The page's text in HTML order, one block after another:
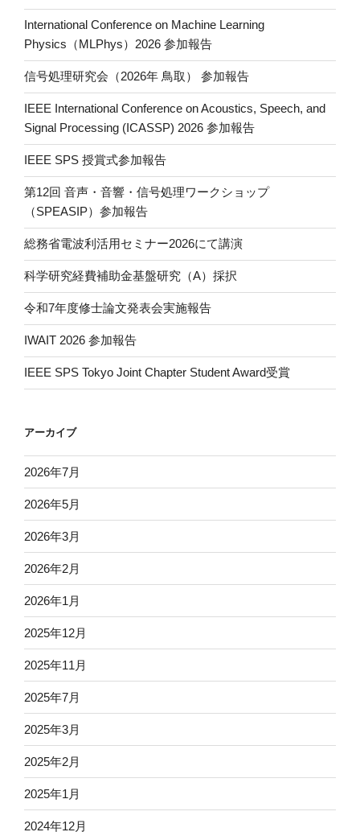
Li
n
k
International Conference on Machine Learning
Physics（MLPhys）2026 参加報告
信号処理研究会（2026年 鳥取） 参加報告
IEEE International Conference on Acoustics, Speech, and
Signal Processing (ICASSP) 2026 参加報告
IEEE SPS 授賞式参加報告
第12回 音声・音響・信号処理ワークショップ
（SPEASIP）参加報告
総務省電波利活用セミナー2026にて講演
科学研究経費補助金基盤研究（A）採択
令和7年度修士論文発表会実施報告
IWAIT 2026 参加報告
IEEE SPS Tokyo Joint Chapter Student Award受賞
アーカイブ
2026年7月
2026年5月
2026年3月
2026年2月
2026年1月
2025年12月
2025年11月
2025年7月
2025年3月
2025年2月
2025年1月
2024年12月